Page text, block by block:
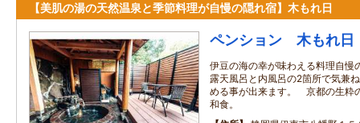
【美肌の湯の天然温泉と季節料理が自慢の隠れ宿】木もれ日
ペンション 木もれ日
伊豆の海の幸が味わえる料理自慢
露天風呂と内風呂の2箇所で気兼
める事が出来ます。 京都の生粋
和食。